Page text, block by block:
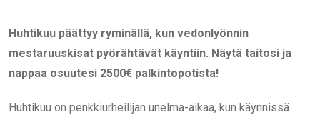
Huhtikuu päättyy ryminällä, kun vedonlyönnin
mestaruuskisat pyörähtävät käyntiin. Näytä taitosi ja
nappaa osuutesi 2500€ palkintopotista!
Huhtikuu on penkkiurheilijan unelma-aikaa, kun käynnissä